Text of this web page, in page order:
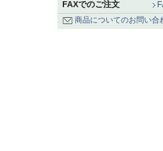
FAXでのご注文
商品についてのお問い合